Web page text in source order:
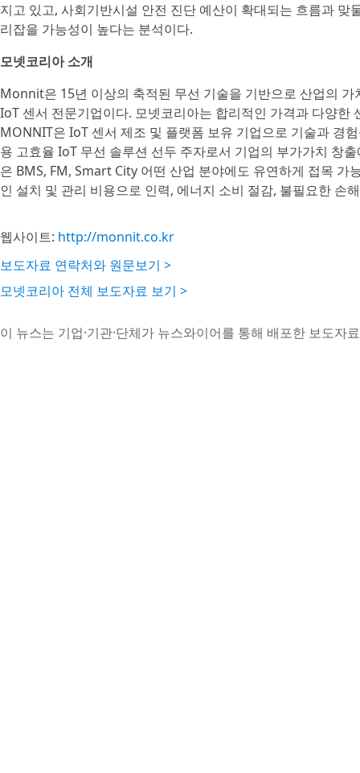
지고 있고, 사회기반시설 안전 진단 예산이 확대되는 흐름과
리잡을 가능성이 높다는 분석이다.
모넷코리아 소개
Monnit은 15년 이상의 축적된 무선 기술을 기반으로 산업의
IoT 센서 전문기업이다. 모넷코리아는 합리적인 가격과 다양
MONNIT은 IoT 센서 제조 및 플랫폼 보유 기업으로 기술과 경
용 고효율 IoT 무선 솔루션 선두 주자로서 기업의 부가가치 창
은 BMS, FM, Smart City 어떤 산업 분야에도 유연하게 접목
인 설치 및 관리 비용으로 인력, 에너지 소비 절감, 불필요한
웹사이트: http://monnit.co.kr
보도자료 연락처와 원문보기 >
모넷코리아 전체 보도자료 보기 >
이 뉴스는 기업·기관·단체가 뉴스와이어를 통해 배포한 보도자